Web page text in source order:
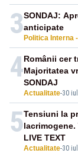
3 Politica Interna
SONDAJ:
anticipate
4
Actualitate-30
Românii cer
Majoritatea
SONDAJ
5
Actualitate-30
Tensiuni la
LIVE TEXT